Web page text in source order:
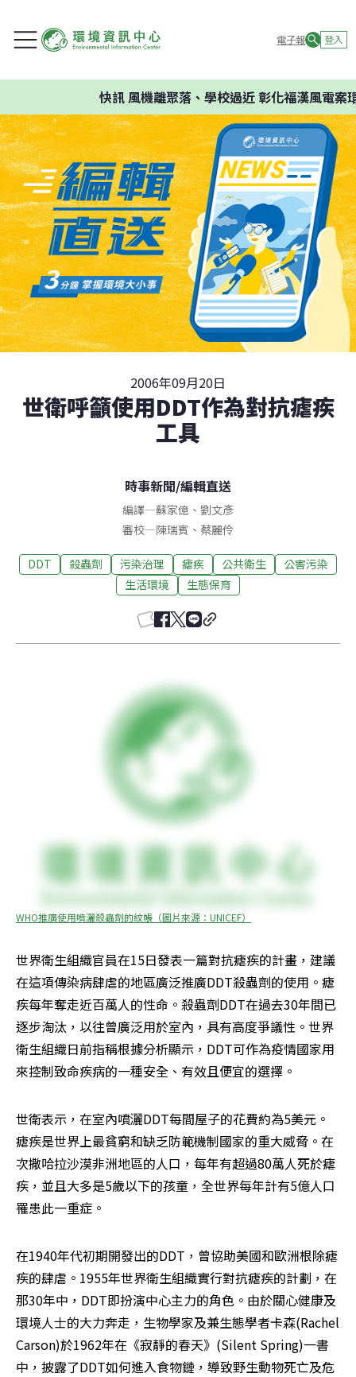
電子報 登入
快訊風機離聚落、學校過近 彰化福漢風電案環
2006年09月20日
世衛呼籲使用DDT作為對抗瘧疾
工具
時事新聞/編輯直送
編譯—蘇家億 、 劉文彥
審校—陳瑞賓 、 蔡麗伶
DDT 殺蟲劑 污染治理 瘧疾 公共衛生
公害污染
生活環境
生態保育
WHO推廣使用噴灑殺蟲劑的紋帳（圖片來源：UNICEF）
世界衛生組織官員在15日發表一篇對抗瘧疾的計畫，建議
在這項傳染病肆虐的地區廣泛推廣DDT殺蟲劑的使用。瘧
疾每年奪走近百萬人的性命。殺蟲劑DDT在過去30年間已
逐步淘汰，以往曾廣泛用於室內，具有高度爭議性。世界
衛生組織日前指稱根據分析顯示，DDT可作為疫情國家用
來控制致命疾病的一種安全、有效且便宜的選擇。
世衛表示，在室內噴灑DDT每間屋子的花費約為5美元。
瘧疾是世界上最貧窮和缺乏防範機制國家的重大威脅。在
次撒哈拉沙漠非洲地區的人口，每年有超過80萬人死於瘧
疾，並且大多是5歲以下的孩童，全世界每年計有5億人口
罹患此一重症。
在1940年代初期開發出的DDT，曾協助美國和歐洲根除瘧
疾的肆虐。1955年世界衛生組織實行對抗瘧疾的計劃，在
那30年中，DDT即扮演中心主力的角色。由於關心健康及
環境人士的大力奔走，生物學家及兼生態學者卡森(Rachel
Carson)於1962年在《寂靜的春天》(Silent Spring)一書
中，披露了DDT如何進入食物鏈，導致野生動物死亡及危